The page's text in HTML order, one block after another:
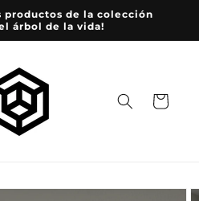
productos de la colección
árbol de la vida!
Carrito